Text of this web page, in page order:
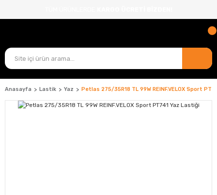
Anasayfa Lastik Yaz Petlas 275/35R18 TL 99W REINF.VELOX Sport